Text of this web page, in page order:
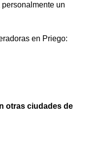
un
en Priego:
otras ciudades de